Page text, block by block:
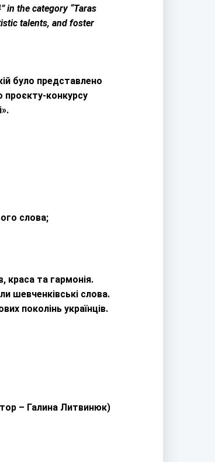
in the category “Taras
talents, and foster
було представлено
проєкту-конкурсу
слова;
краса та гармонія.
шевченківські слова.
поколінь українців.
– Галина Литвинюк)